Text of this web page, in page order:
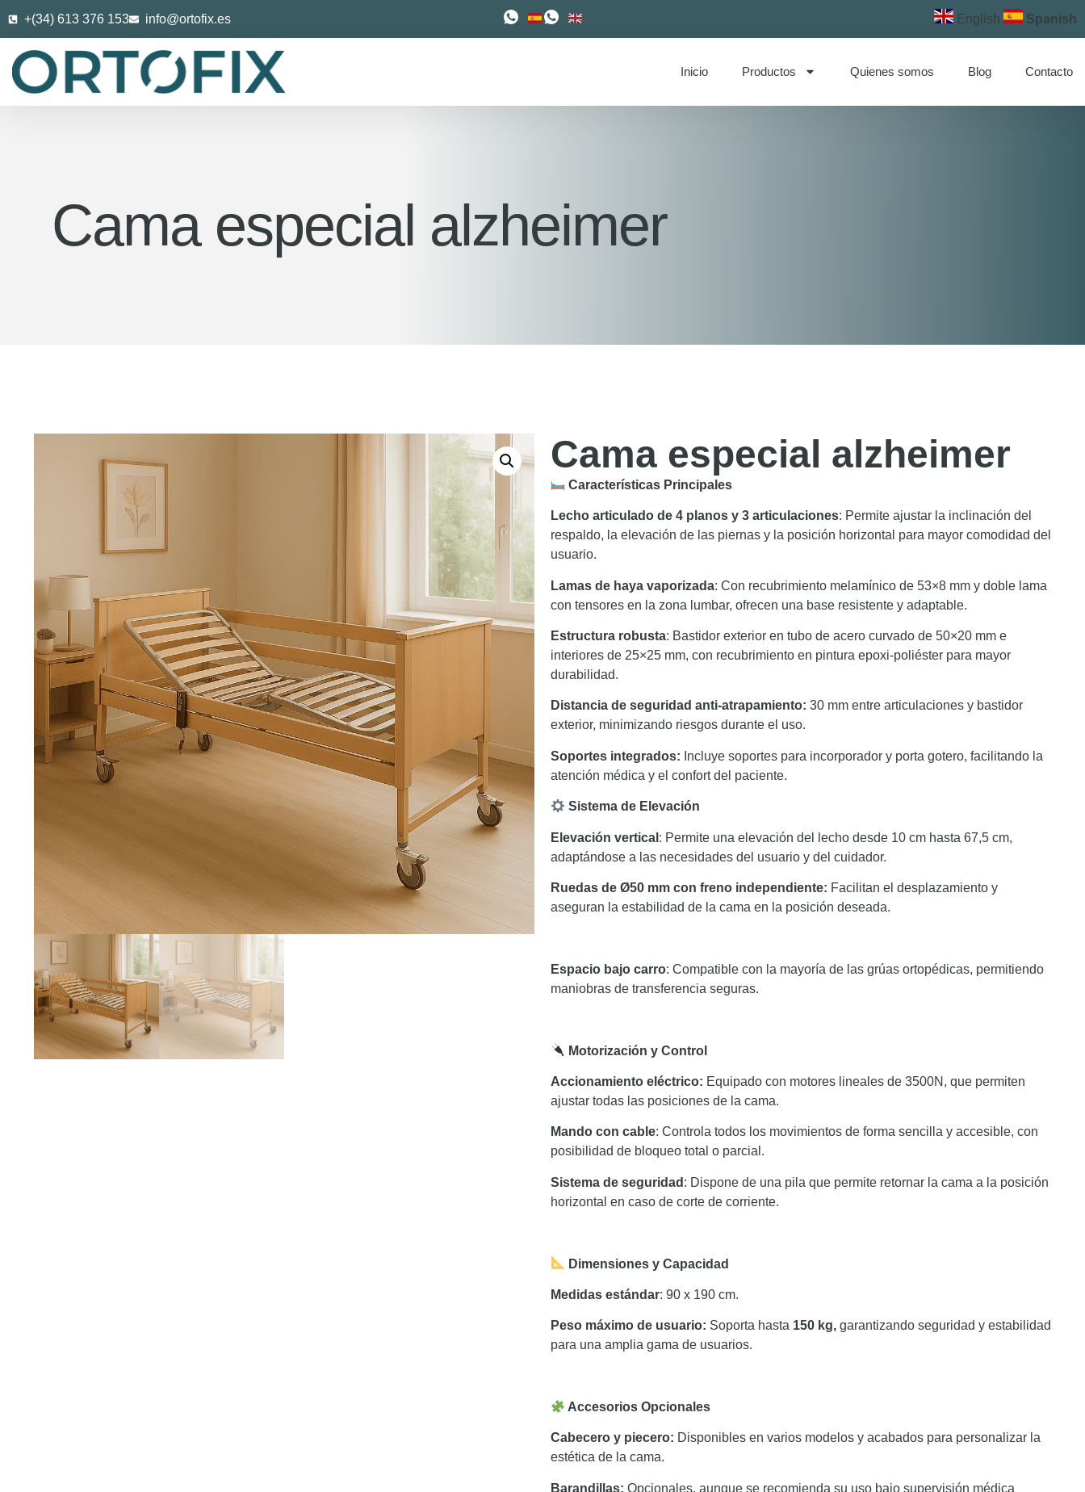
+(34) 613 376 153 info@ortofix.es English Spanish
Inicio Productos Quienes somos Blog Contacto
Cama especial alzheimer
Cama especial alzheimer
Características Principales
Lecho articulado de 4 planos y 3 articulaciones: Permite ajustar la inclinación del
respaldo, la elevación de las piernas y la posición horizontal para mayor comodidad del
usuario.​
Lamas de haya vaporizada: Con recubrimiento melamínico de 53×8 mm y doble lama
con tensores en la zona lumbar, ofrecen una base resistente y adaptable.​
Estructura robusta: Bastidor exterior en tubo de acero curvado de 50×20 mm e
interiores de 25×25 mm, con recubrimiento en pintura epoxi-poliéster para mayor
durabilidad.​
Distancia de seguridad anti-atrapamiento: 30 mm entre articulaciones y bastidor
exterior, minimizando riesgos durante el uso.​
Soportes integrados: Incluye soportes para incorporador y porta gotero, facilitando la
atención médica y el confort del paciente.​
Sistema de Elevación
Elevación vertical : Permite una elevación del lecho desde 10 cm hasta 67,5 cm,
adaptándose a las necesidades del usuario y del cuidador.​
Ruedas de Ø50 mm con freno independiente: Facilitan el desplazamiento y
aseguran la estabilidad de la cama en la posición deseada.​
Espacio bajo carro: Compatible con la mayoría de las grúas ortopédicas, permitiendo
maniobras de transferencia seguras.​
Motorización y Control
Accionamiento eléctrico: Equipado con motores lineales de 3500N, que permiten
ajustar todas las posiciones de la cama.​
Mando con cable: Controla todos los movimientos de forma sencilla y accesible, con
posibilidad de bloqueo total o parcial.​
Sistema de seguridad : Dispone de una pila que permite retornar la cama a la posición
horizontal en caso de corte de corriente.​
Dimensiones y Capacidad
Medidas estándar: 90 x 190 cm.​
Peso máximo de usuario: Soporta hasta 150 kg, garantizando seguridad y estabilidad
para una amplia gama de usuarios.​
Accesorios Opcionales
Cabecero y piecero: Disponibles en varios modelos y acabados para personalizar la
estética de la cama.​
Barandillas: Opcionales, aunque se recomienda su uso bajo supervisión médica